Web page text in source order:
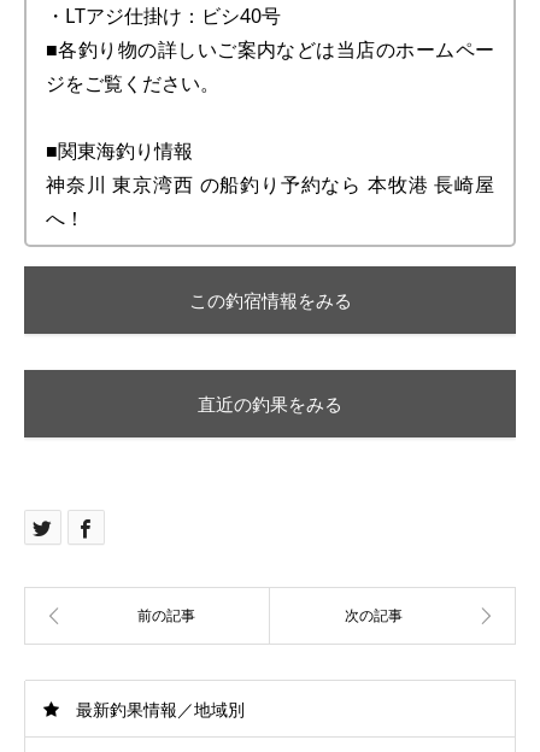
・LTアジ仕掛け：ビシ40号
■各釣り物の詳しいご案内などは当店のホームペー
ジをご覧ください。
■関東海釣り情報
神奈川 東京湾西 の船釣り予約なら 本牧港 長崎屋
へ！
この釣宿情報をみる
直近の釣果をみる
最新釣果情報／地域別